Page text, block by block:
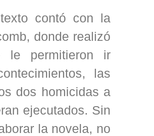
contó con la
donde realizó
le permitieron ir
las
dos homicidas a
ejecutados. Sin
la novela, no